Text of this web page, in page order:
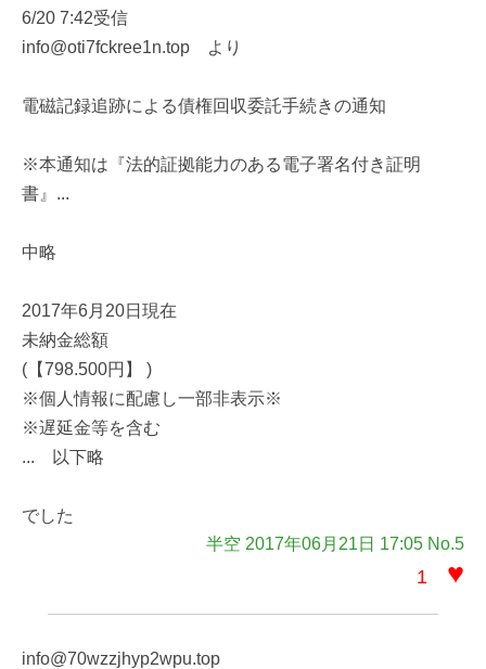
6/20 7:42受信
info@oti7fckree1n.top より
電磁記録追跡による債権回収委託手続きの通知
※本通知は『法的証拠能力のある電子署名付き証明
書』...
中略
2017年6月20日現在
未納金総額
(【798.500円】 )
※個人情報に配慮し一部非表示※
※遅延金等を含む
... 以下略
でした
半空 2017年06月21日 17:05 No.5
1 ♥
info@70wzzjhyp2wpu.top